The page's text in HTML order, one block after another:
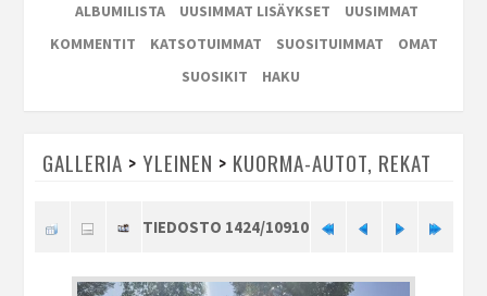
ALBUMILISTA
UUSIMMAT LISÄYKSET
UUSIMMAT
KOMMENTIT
KATSOTUIMMAT SUOSITUIMMAT
OMAT
SUOSIKIT
HAKU
GALLERIA > YLEINEN > KUORMA-AUTOT, REKAT
TIEDOSTO 1424/10910